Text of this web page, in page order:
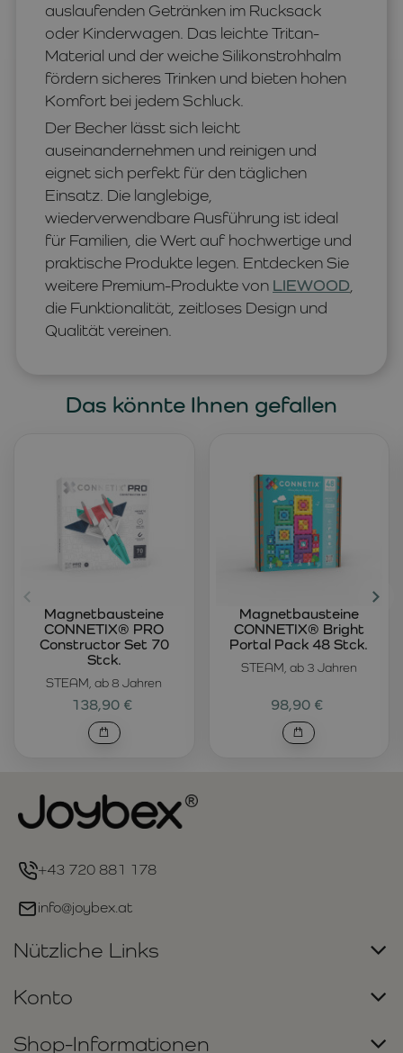
auslaufenden Getränken im Rucksack
oder Kinderwagen. Das leichte Tritan-
Material und der weiche Silikonstrohhalm
fördern sicheres Trinken und bieten hohen
Komfort bei jedem Schluck.
Der Becher lässt sich leicht
auseinandernehmen und reinigen und
eignet sich perfekt für den täglichen
Einsatz. Die langlebige,
wiederverwendbare Ausführung ist ideal
für Familien, die Wert auf hochwertige und
praktische Produkte legen. Entdecken Sie
weitere Premium-Produkte von LIEWOOD,
die Funktionalität, zeitloses Design und
Qualität vereinen.
Das könnte Ihnen gefallen
STEAM, ab 8 Jahren
Magnetbausteine
CONNETIX® PRO
Constructor Set 70
Stck.
138,90 €
STEAM, ab 3 Jahren
Magnetbausteine
CONNETIX® Bright
Portal Pack 48 Stck.
98,90 €
+43 720 881 178
info@joybex.at
Nützliche Links
Konto
Shop-Informationen